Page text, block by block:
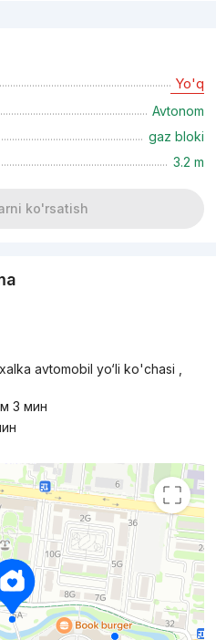
Yo'q
Avtonom
gaz bloki
3.2 m
ko'rsatish
avtomobil yo‘li ko'chasi ,
3 мин